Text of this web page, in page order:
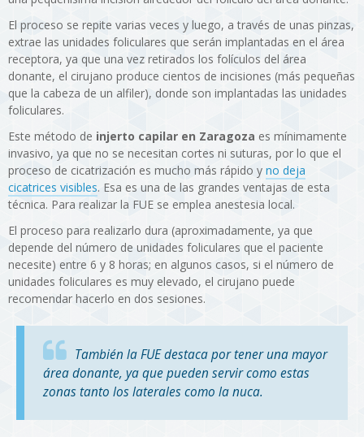
El proceso se repite varias veces y luego, a través de unas pinzas,
extrae las unidades foliculares que serán implantadas en el área
receptora, ya que una vez retirados los folículos del área
donante, el cirujano produce cientos de incisiones (más pequeñas
que la cabeza de un alfiler), donde son implantadas las unidades
foliculares.
Este método de injerto capilar en Zaragoza es mínimamente
invasivo, ya que no se necesitan cortes ni suturas, por lo que el
proceso de cicatrización es mucho más rápido y no deja
cicatrices visibles. Esa es una de las grandes ventajas de esta
técnica. Para realizar la FUE se emplea anestesia local.
El proceso para realizarlo dura (aproximadamente, ya que
depende del número de unidades foliculares que el paciente
necesite) entre 6 y 8 horas; en algunos casos, si el número de
unidades foliculares es muy elevado, el cirujano puede
recomendar hacerlo en dos sesiones.
También la FUE destaca por tener una mayor
área donante, ya que pueden servir como estas
zonas tanto los laterales como la nuca.